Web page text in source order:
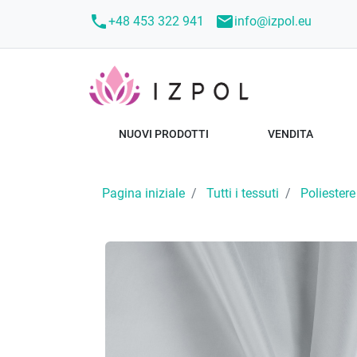
call+48 453 322 941 mailinfo@izpol.eu
NUOVI PRODOTTI VENDITA
Pagina iniziale Tutti i tessuti Poliestere